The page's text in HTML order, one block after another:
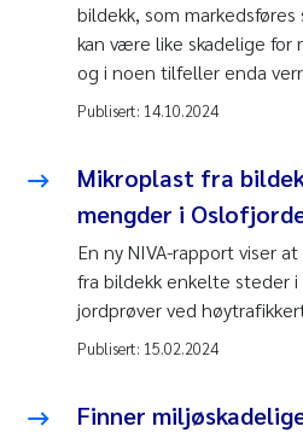
bildekk, som
kan være like skadelige for
og i noen tilfeller enda
Publisert: 14.10.2024
Mikroplast fra
mengder i
En ny NIVA-rapport viser
fra bildekk enkelte steder
jordprøver ved
Publisert: 15.02.2024
Finner